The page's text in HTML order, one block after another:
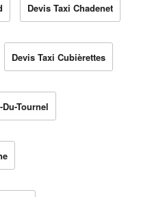
Devis Taxi Chadenet
Devis Taxi Cubièrettes
Tournel